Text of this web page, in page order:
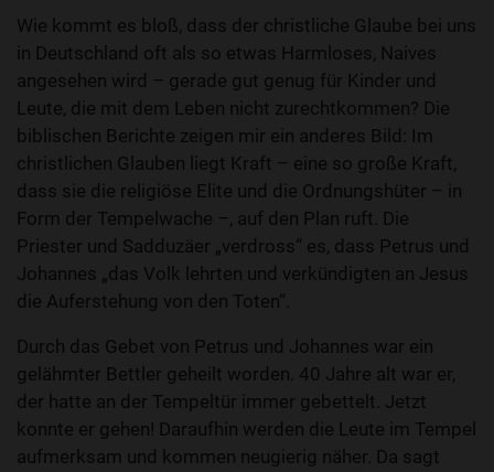
Wie kommt es bloß, dass der christliche Glaube bei uns
in Deutschland oft als so etwas Harmloses, Naives
angesehen wird – gerade gut genug für Kinder und
Leute, die mit dem Leben nicht zurechtkommen? Die
biblischen Berichte zeigen mir ein anderes Bild: Im
christlichen Glauben liegt Kraft – eine so große Kraft,
dass sie die religiöse Elite und die Ordnungshüter – in
Form der Tempelwache –, auf den Plan ruft. Die
Priester und Sadduzäer „verdross“ es, dass Petrus und
Johannes „das Volk lehrten und verkündigten an Jesus
die Auferstehung von den Toten“.
Durch das Gebet von Petrus und Johannes war ein
gelähmter Bettler geheilt worden. 40 Jahre alt war er,
der hatte an der Tempeltür immer gebettelt. Jetzt
konnte er gehen! Daraufhin werden die Leute im Tempel
aufmerksam und kommen neugierig näher. Da sagt